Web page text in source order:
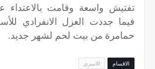
تفتيش واسعة وقامت بالاعتداء
فيما جددت العزل الانفرادي
حمامرة من بيت لحم لشهر جديد.
الاقسام الاسرى